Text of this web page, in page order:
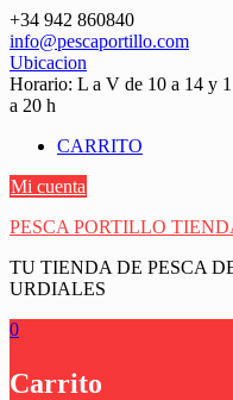
Saltar
contenido
+34 942 860840
info@pescaportillo.com
Ubicacion
Horario: L a V de 10 a 14 y
a 20 h
CARRITO
Mi cuenta
PESCA PORTILLO
TU TIENDA DE PESCA
URDIALES
0
Carrito